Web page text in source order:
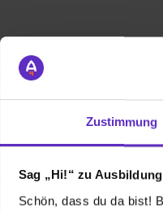
Zustimmung
Sag „Hi!“ zu
Schön, dass du da bist!
Ausbildungsplatz
sich auch bewerben.
kurz vorher
werden jährlich bei
auslernen. Bei